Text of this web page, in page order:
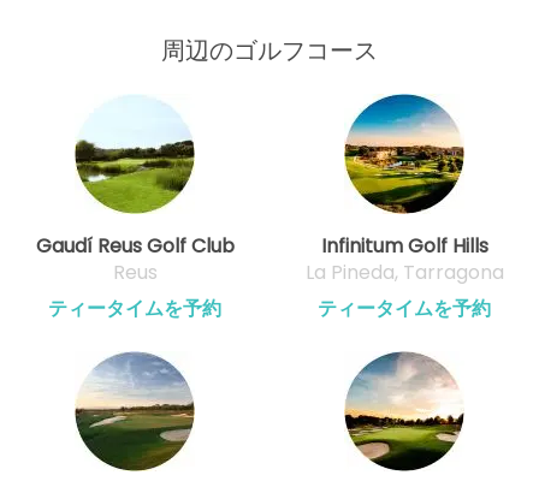
周辺のゴルフコース
Gaudí Reus Golf Club
Reus
ティータイムを予約
Infinitum Golf Hills
La Pineda, Tarragona
ティータイムを予約